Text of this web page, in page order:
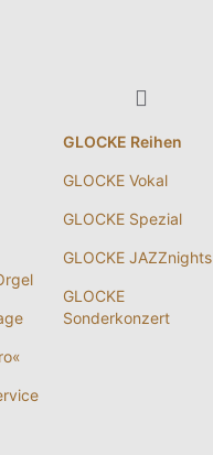
GLOCKE Reihen
GLOCKE Vokal
GLOCKE Spezial
GLOCKE JAZZnights
GLOCKE
Sonderkonzert